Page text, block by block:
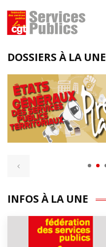
DOSSIERS À LA UNE
INFOS À LA UNE